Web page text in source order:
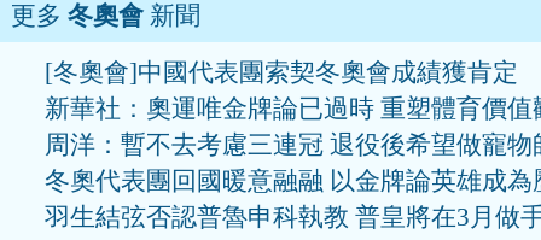
更多 冬奧會新聞
[冬奧會]中國代表團索契冬奧會成績獲肯定
新華社：奧運唯金牌論已過時 重塑體育價值
周洋：暫不去考慮三連冠 退役後希望做寵物
冬奧代表團回國暖意融融 以金牌論英雄成為
羽生結弦否認普魯申科執教 普皇將在3月做